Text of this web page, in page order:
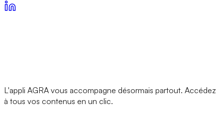
L'appli AGRA vous accompagne désormais partout. Accédez
à tous vos contenus en un clic.